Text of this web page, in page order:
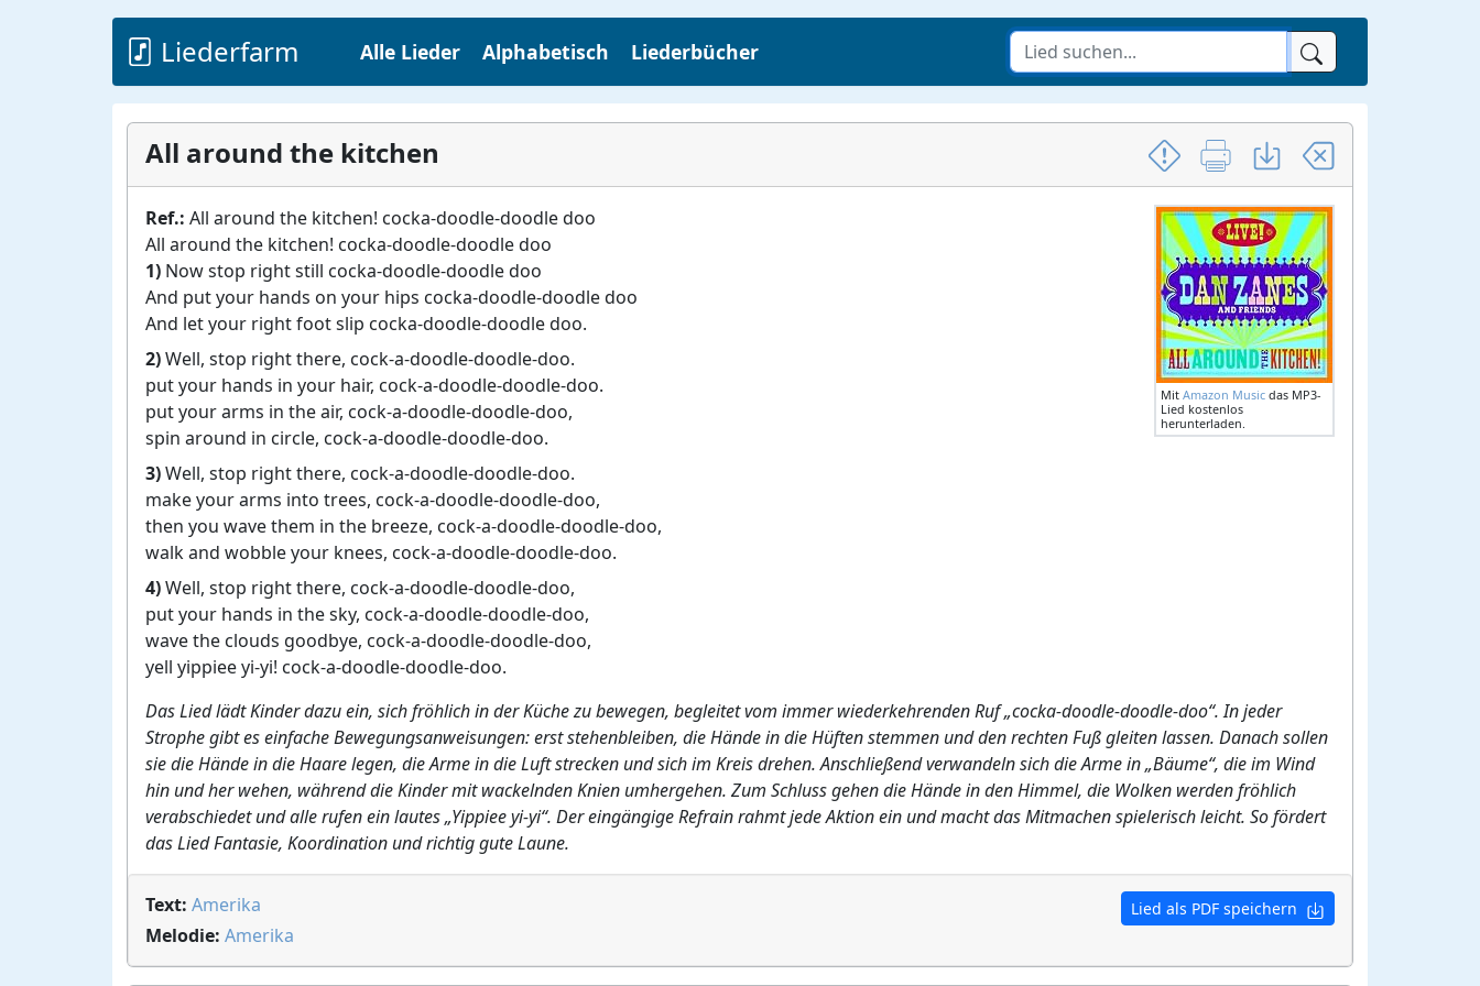
Liederfarm Alle Lieder Alphabetisch Liederbücher
All around the kitchen
Mit Amazon Music das MP3-
Lied kostenlos
herunterladen.
Ref.: All around the kitchen! cocka-doodle-doodle doo
All around the kitchen! cocka-doodle-doodle doo
1) Now stop right still cocka-doodle-doodle doo
And put your hands on your hips cocka-doodle-doodle doo
And let your right foot slip cocka-doodle-doodle doo.
2)Well, stop right there, cock-a-doodle-doodle-doo.
put your hands in your hair, cock-a-doodle-doodle-doo.
put your arms in the air, cock-a-doodle-doodle-doo,
spin around in circle, cock-a-doodle-doodle-doo.
3)Well, stop right there, cock-a-doodle-doodle-doo.
make your arms into trees, cock-a-doodle-doodle-doo,
then you wave them in the breeze, cock-a-doodle-doodle-doo,
walk and wobble your knees, cock-a-doodle-doodle-doo.
4)Well, stop right there, cock-a-doodle-doodle-doo,
put your hands in the sky, cock-a-doodle-doodle-doo,
wave the clouds goodbye, cock-a-doodle-doodle-doo,
yell yippiee yi-yi! cock-a-doodle-doodle-doo.
Das Lied lädt Kinder dazu ein, sich fröhlich in der Küche zu bewegen, begleitet vom immer wiederkehrenden Ruf „cocka-doodle-doodle-doo“. In jeder
Strophe gibt es einfache Bewegungsanweisungen: erst stehenbleiben, die Hände in die Hüften stemmen und den rechten Fuß gleiten lassen. Danach sollen
sie die Hände in die Haare legen, die Arme in die Luft strecken und sich im Kreis drehen. Anschließend verwandeln sich die Arme in „Bäume“, die im Wind
hin und her wehen, während die Kinder mit wackelnden Knien umhergehen. Zum Schluss gehen die Hände in den Himmel, die Wolken werden fröhlich
verabschiedet und alle rufen ein lautes „Yippiee yi-yi“. Der eingängige Refrain rahmt jede Aktion ein und macht das Mitmachen spielerisch leicht. So fördert
das Lied Fantasie, Koordination und richtig gute Laune.
Lied als PDF speichern
Text: Amerika
Melodie: Amerika